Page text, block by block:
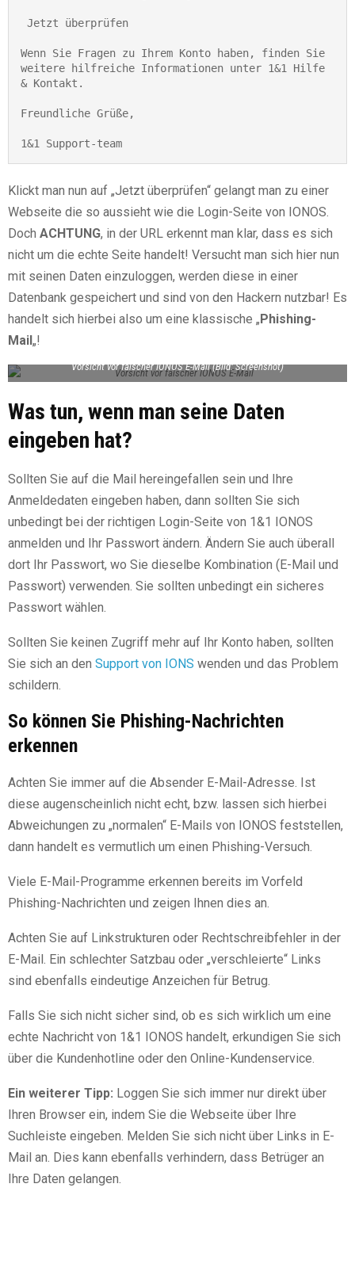
Jetzt überprüfen
Wenn Sie Fragen zu Ihrem Konto haben, finden Sie
weitere hilfreiche Informationen unter 1&1 Hilfe
& Kontakt.
Freundliche Grüße,
Klickt man nun auf „Jetzt überprüfen“ gelangt man zu einer
Webseite die so aussieht wie die Login-Seite von IONOS.
Doch ACHTUNG, in der URL erkennt man klar, dass es sich
nicht um die echte Seite handelt! Versucht man sich hier nun
mit seinen Daten einzuloggen, werden diese in einer
Datenbank gespeichert und sind von den Hackern nutzbar! Es
handelt sich hierbei also um eine klassische „Phishing-
Mail„!
Vorsicht vor falscher IONOS E-Mail (Bild: Screenshot)
Was tun, wenn man seine Daten
eingeben hat?
Sollten Sie auf die Mail hereingefallen sein und Ihre
Anmeldedaten eingeben haben, dann sollten Sie sich
unbedingt bei der richtigen Login-Seite von 1&1 IONOS
anmelden und Ihr Passwort ändern. Ändern Sie auch überall
dort Ihr Passwort, wo Sie dieselbe Kombination (E-Mail und
Passwort) verwenden. Sie sollten unbedingt ein sicheres
Passwort wählen.
Sollten Sie keinen Zugriff mehr auf Ihr Konto haben, sollten
Sie sich an den Support von IONS wenden und das Problem
schildern.
So können Sie Phishing-Nachrichten
erkennen
Achten Sie immer auf die Absender E-Mail-Adresse. Ist
diese augenscheinlich nicht echt, bzw. lassen sich hierbei
Abweichungen zu „normalen“ E-Mails von IONOS feststellen,
dann handelt es vermutlich um einen Phishing-Versuch.
Viele E-Mail-Programme erkennen bereits im Vorfeld
Phishing-Nachrichten und zeigen Ihnen dies an.
Achten Sie auf Linkstrukturen oder Rechtschreibfehler in der
E-Mail. Ein schlechter Satzbau oder „verschleierte“ Links
sind ebenfalls eindeutige Anzeichen für Betrug.
Falls Sie sich nicht sicher sind, ob es sich wirklich um eine
echte Nachricht von 1&1 IONOS handelt, erkundigen Sie sich
über die Kundenhotline oder den Online-Kundenservice.
Ein weiterer Tipp: Loggen Sie sich immer nur direkt über
Ihren Browser ein, indem Sie die Webseite über Ihre
Suchleiste eingeben. Melden Sie sich nicht über Links in E-
Mail an. Dies kann ebenfalls verhindern, dass Betrüger an
Ihre Daten gelangen.